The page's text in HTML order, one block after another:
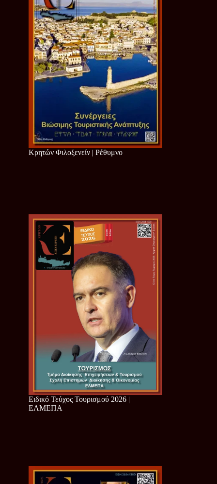
Κρητών Φιλοξενείν | Ρέθυμνο
Ειδικό Τεύχος Τουρισμού 2026 |
ΕΛΜΕΠΑ